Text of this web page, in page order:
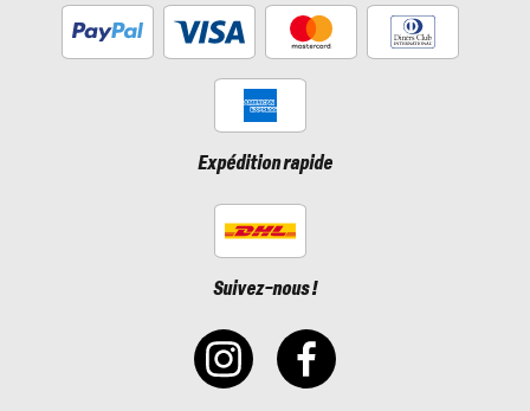
Expédition rapide
Suivez-nous !